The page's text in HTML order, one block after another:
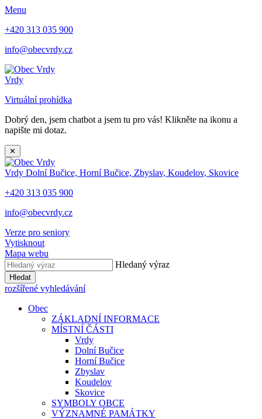
Menu
+420 313 035 900
info@obecvrdy.cz
Vrdy
Virtuální prohídka
Dobrý den, jsem chatbot a jsem tu pro vás! Klikněte na ikonu a
napište mi dotaz.
✕
Vrdy Dolní Bučice, Horní Bučice, Zbyslav, Koudelov, Skovice
+420 313 035 900
info@obecvrdy.cz
Verze pro seniory
Vytisknout
Mapa webu
Hledaný výraz
Hledat
rozšířené vyhledávání
Obec
ZÁKLADNÍ INFORMACE
MÍSTNÍ ČÁSTI
Vrdy
Dolní Bučice
Horní Bučice
Zbyslav
Koudelov
Skovice
SYMBOLY OBCE
VÝZNAMNÉ PAMÁTKY